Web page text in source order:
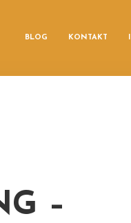
BLOG KONTAKT
–